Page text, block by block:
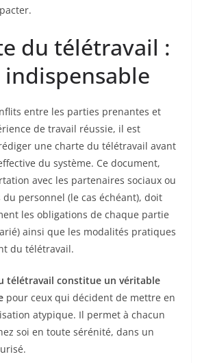
du télétravail :
entre les parties prenantes et
de travail réussie, il est
une charte du télétravail avant
du système. Ce document,
avec les partenaires sociaux ou
personnel (le cas échéant), doit
les obligations de chaque partie
ainsi que les modalités pratiques
du télétravail.
télétravail constitue un véritable
pour ceux qui décident de mettre en
atypique. Il permet à chacun
soi en toute sérénité, dans un